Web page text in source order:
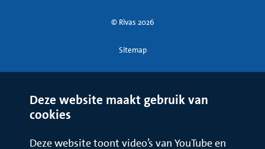
© Rivas 2026
Sitemap
Deze website maakt gebruik van
cookies
Deze website toont video’s van YouTube en